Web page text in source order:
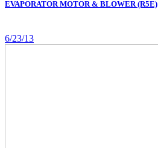
EVAPORATOR MOTOR & BLOWER (R5E)
6/23/13